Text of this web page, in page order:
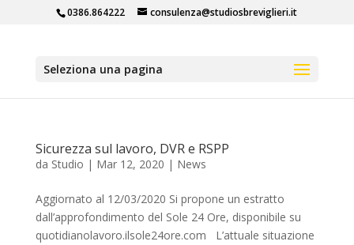
0386.864222 consulenza@studiosbreviglieri.it
Seleziona una pagina
Sicurezza sul lavoro, DVR e RSPP
da Studio | Mar 12, 2020 | News
Aggiornato al 12/03/2020 Si propone un estratto
dall’approfondimento del Sole 24 Ore, disponibile su
quotidianolavoro.ilsole24ore.com L’attuale situazione